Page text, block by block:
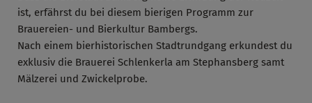
ist, erfährst du bei diesem bierigen Programm zur
Brauereien- und Bierkultur Bambergs.
Nach einem bierhistorischen Stadtrundgang erkundest du
exklusiv die Brauerei Schlenkerla am Stephansberg samt
Mälzerei und Zwickelprobe.